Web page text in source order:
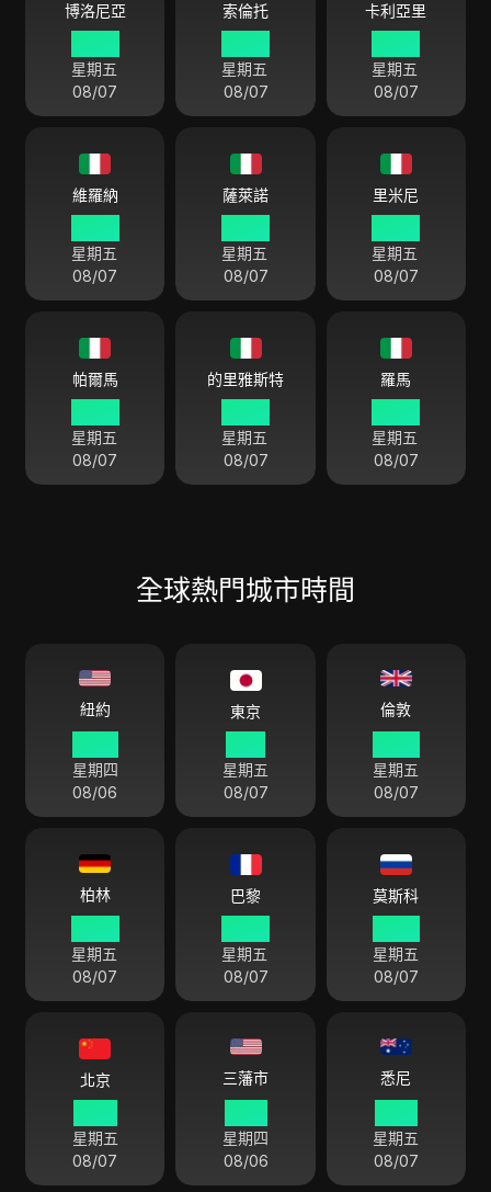
博洛尼亞
星期五
08/07
索倫托
星期五
08/07
卡利亞里
星期五
08/07
維羅納
星期五
08/07
薩萊諾
星期五
08/07
里米尼
星期五
08/07
帕爾馬
星期五
08/07
的里雅斯特
星期五
08/07
羅馬
星期五
08/07
全球熱門城市時間
紐約
星期四
08/06
東京
星期五
08/07
倫敦
星期五
08/07
柏林
星期五
08/07
巴黎
星期五
08/07
莫斯科
星期五
08/07
北京
星期五
08/07
三藩市
星期四
08/06
悉尼
星期五
08/07